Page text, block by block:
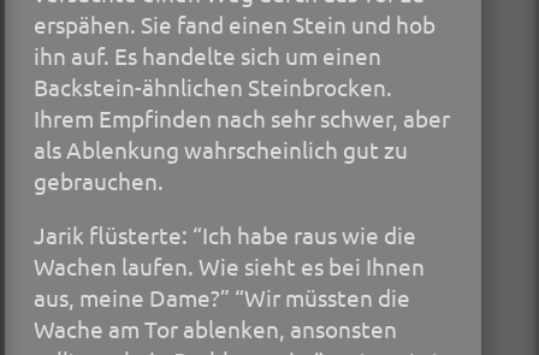
erspähen. Sie fand einen Stein und hob
ihn auf. Es handelte sich um einen
Backstein-ähnlichen Steinbrocken.
Ihrem Empfinden nach sehr schwer, aber
als Ablenkung wahrscheinlich gut zu
gebrauchen.
Jarik flüsterte: “Ich habe raus wie die
Wachen laufen. Wie sieht es bei Ihnen
aus, meine Dame?” “Wir müssten die
Wache am Tor ablenken, ansonsten